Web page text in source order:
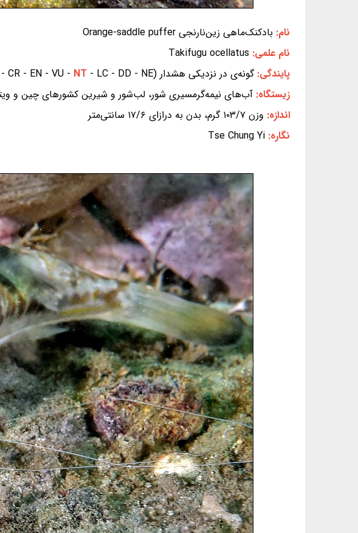
نام: بادکنک‌ماهی زین‌نارنجی Orange-saddle puffer
نام علمی: Takifugu ocellatus
پایندگی:گونه‌ی در نزدیکی هشدار (EX - EW - CR - EN - VU - NT - LC - DD - NE) (بر پایه‌ی سیاهه‌ی سرخ IUCN)
زیستگاه: آب‌های نیمه‌گرمسیری شور، لب‌شور و شیرین کشورهای چین و
اندازه: وزن ۱۰۳/۷ گرم، بدن به درازای ۱۷/۶ سانتی‌متر
نگاره: Tse Chung Yi